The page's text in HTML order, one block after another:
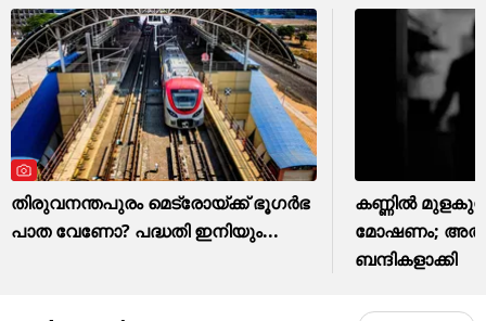
തിരുവനന്തപുരം മെട്രോയ്ക്ക് ഭൂഗര്‍ഭ
പാത വേണോ? പദ്ധതി ഇനിയും...
കണ്ണിൽ
മോഷണം;
ബന്ദികളാക്കി